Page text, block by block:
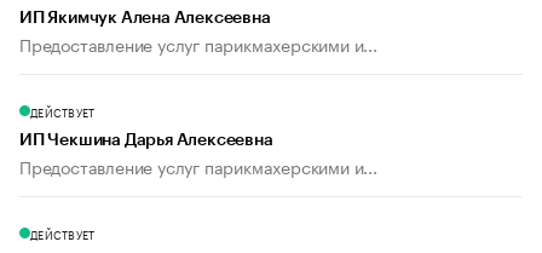
ИП Якимчук Алена Алексеевна
Предоставление услуг парикмахерскими и...
ДЕЙСТВУЕТ
ИП Чекшина Дарья Алексеевна
Предоставление услуг парикмахерскими и...
ДЕЙСТВУЕТ